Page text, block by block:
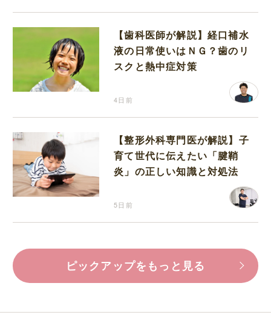
【歯科医師が解説】経口補水
液の日常使いはＮＧ？歯のリ
スクと熱中症対策
4日前
【整形外科専門医が解説】子
育て世代に伝えたい「腱鞘
炎」の正しい知識と対処法
5日前
ピックアップをもっと見る